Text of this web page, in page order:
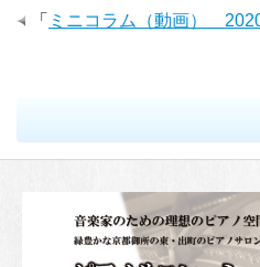
「 ミニコラム（動画）